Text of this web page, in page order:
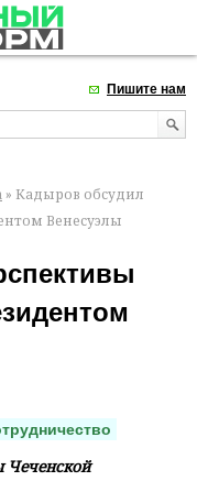
Пишите нам
» Кадыров обсудил
Венесуэлы
Чеченской